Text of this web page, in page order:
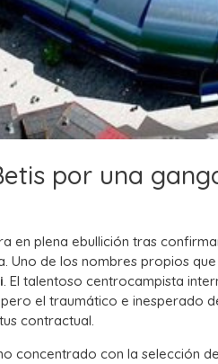
por una
en plena ebullición tras
Uno de los nombres propios
. El talentoso centrocampista
el traumático e inesperado
contractual.
concentrado con la selección